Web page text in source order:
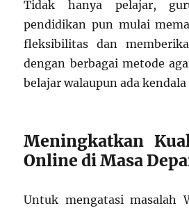
Tidak hanya pelajar,
pendidikan pun mulai
fleksibilitas dan
dengan berbagai metode
belajar walaupun ada
Meningkatkan
Online di Masa
Untuk mengatasi masalah